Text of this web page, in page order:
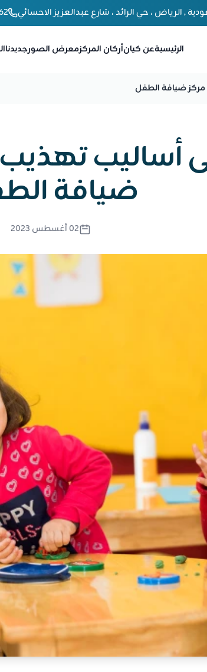
, الرياض ، حي الرائد ، شارع عبدالعزيز الاحسائي
الرئيسيةعن كيانأركان المركزمعرض الصورجديدنا
ضيافة الطفل
أساليب
ضيافة
02 أغسطس 2023